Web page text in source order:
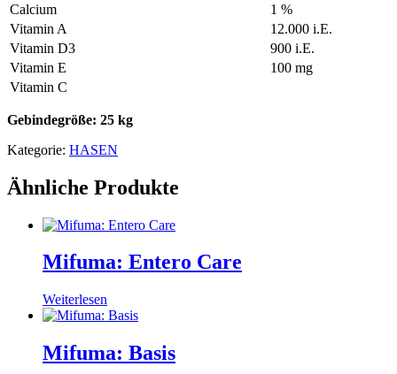
Calcium
1 %
Vitamin A
12.000 i.E.
Vitamin D3
900 i.E.
Vitamin E
100 mg
Vitamin C
Gebindegröße: 25 kg
Kategorie: HASEN
Ähnliche Produkte
Mifuma: Entero Care
Weiterlesen
Mifuma: Basis